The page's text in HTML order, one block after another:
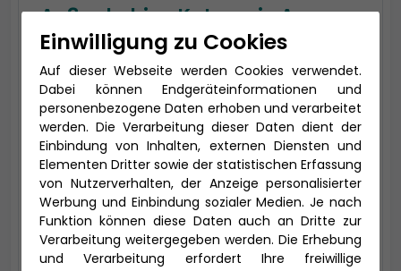
Außenkabine Kategorie A
Wohnfläche 17m²
Ausstattung: Bademantel, Espresso-
Maschine, Slipper, Klimaanlage, TV, Safe,
Telefon, Haartrockner, Bad mit Dusche/WC
Kabinentyp: Außen
Kategorie: AUAO
Tarif: TUI - PRO
Aktuell nicht verfügbar, rufen Sie
uns bitte an!
Einwilligung zu Cookies
Auf dieser Webseite werden Cookies verwendet.
Dabei können Endgeräteinformationen und
personenbezogene Daten erhoben und verarbeitet
werden. Die Verarbeitung dieser Daten dient der
Einbindung von Inhalten, externen Diensten und
Elementen Dritter sowie der statistischen Erfassung
von Nutzerverhalten, der Anzeige personalisierter
Werbung und Einbindung sozialer Medien. Je nach
Funktion können diese Daten auch an Dritte zur
Verarbeitung weitergegeben werden. Die Erhebung
und Verarbeitung erfordert Ihre freiwillige